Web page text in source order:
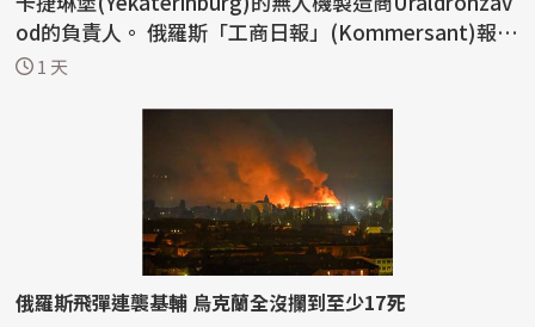
od的負責人。 俄羅斯「工商日報」(Kommersant)報
導，...
1 天
俄羅斯飛彈連襲基輔 烏克蘭全沒攔到至少17死